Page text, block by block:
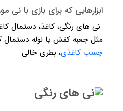
ابزارهایی که برای بازی با نی
نی های رنگی، کاغذ، دستمال
مثل جعبه کفش یا لوله دستمال
چسب کاغذی، بطری خالی